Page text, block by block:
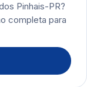
Pinhais-PR?
completa para